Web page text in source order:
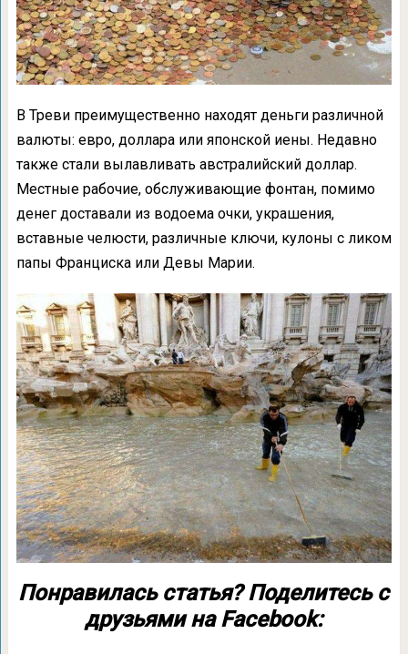
В Треви преимущественно находят деньги различной
валюты: евро, доллара или японской иены. Недавно
также стали вылавливать австралийский доллар.
Местные рабочие, обслуживающие фонтан, помимо
денег доставали из водоема очки, украшения,
вставные челюсти, различные ключи, кулоны с ликом
папы Франциска или Девы Марии.
Понравилась статья? Поделитесь с
друзьями на Facebook: